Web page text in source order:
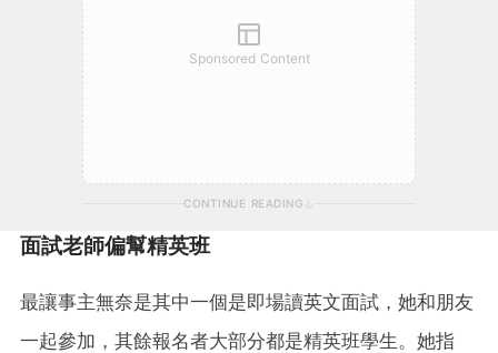
Sponsored Content
CONTINUE READING
面試老師偏幫精英班
最讓事主無奈是其中一個是即場讀英文面試，她和朋友
一起參加，其餘報名者大部分都是精英班學生。她指